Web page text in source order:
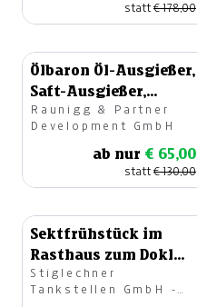
statt€ 178,00
Ölbaron Öl-Ausgießer,
Saft-Ausgießer,
Salatschüssel
Raunigg & Partner
Development GmbH
ab nur € 65,00
statt€ 130,00
Sektfrühstück im
Rasthaus zum Dokl
für 4 Personen
Stiglechner
Tankstellen GmbH -